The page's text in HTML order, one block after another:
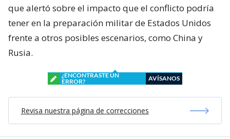
que alertó sobre el impacto que el conflicto podría
tener en la preparación militar de Estados Unidos
frente a otros posibles escenarios, como China y
Rusia.
¿ENCONTRASTE UN
ERROR?
AVÍSANOS
Revisa nuestra página de correcciones